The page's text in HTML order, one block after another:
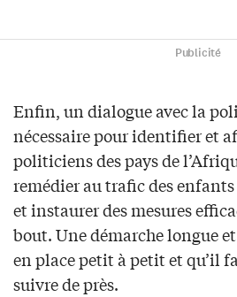
Publicité
Enfin, un dialogue avec la
nécessaire pour identifier et
politiciens des pays de
remédier au trafic des
et instaurer des mesures
bout. Une démarche longue
en place petit à petit et qu’il
suivre de près.